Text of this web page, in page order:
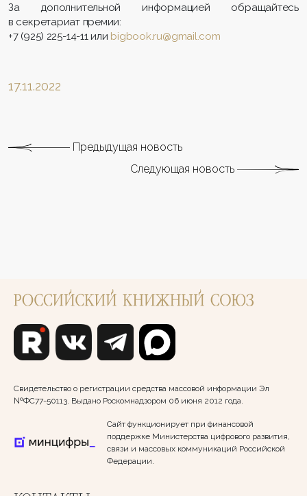
За дополнительной информацией обращайтесь
в секретариат премии:
+7 (925) 225-14-11 или bigbook.ru@gmail.com
17.11.2022
Предыдущая новость
Следующая новость
Свидетельство о регистрации средства массовой информации Эл
№ФС77-50113. Выдано Роскомнадзором 06 июня 2012 года.
Сайт функционирует при финансовой
поддержке Министерства цифрового развития,
связи и массовых коммуникаций Российской
Федерации.